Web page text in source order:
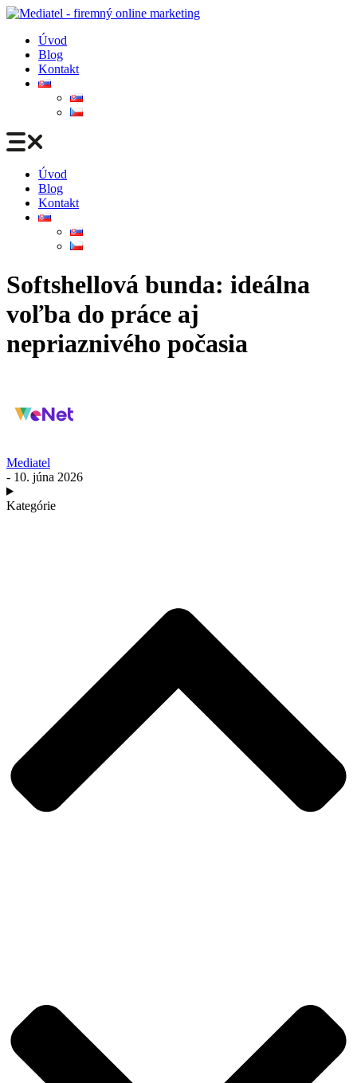
Preskočiť
obsah
Úvod
Blog
Kontakt
Úvod
Blog
Kontakt
Softshellová bunda: ideálna
voľba do práce aj
nepriaznivého počasia
Mediatel
- 10. júna 2026
Kategórie